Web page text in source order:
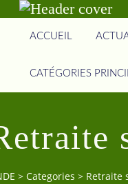
ACCUEIL
CATÉGORIES
> Categories > Retraite